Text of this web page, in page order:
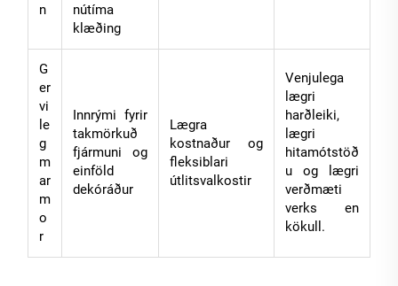
n
nútíma
klæðing
G
er
vi
le
g
m
ar
m
o
r
Innrými fyrir
takmörkuð
fjármuni og
einföld
dekóráður
Lægra
kostnaður og
fleksiblari
útlitsvalkostir
Venjulega
lægri
harðleiki,
lægri
hitamótstöð
u og lægri
verðmæti
verks en
kökull.